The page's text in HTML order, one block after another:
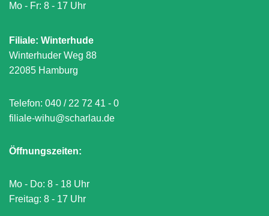
Mo - Fr: 8 - 17 Uhr
Filiale: Winterhude
Winterhuder Weg 88
22085 Hamburg
Telefon: 040 / 22 72 41 - 0
filiale-wihu@scharlau.de
Öffnungszeiten:
Mo - Do: 8 - 18 Uhr
Freitag: 8 - 17 Uhr